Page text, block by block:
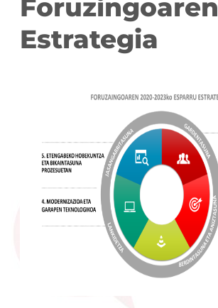
Foruzingoaren
Estrategia